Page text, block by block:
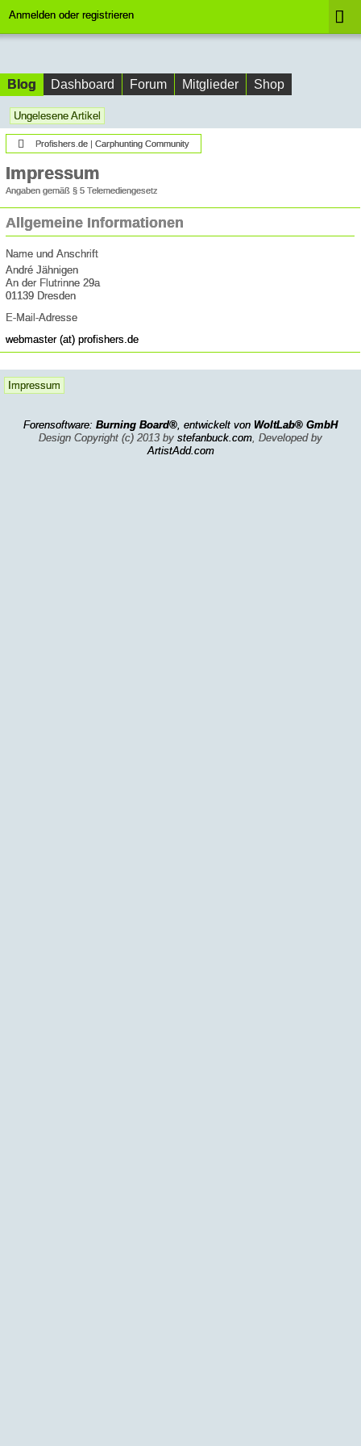
Anmelden oder registrieren
Blog Dashboard Forum Mitglieder Shop
Ungelesene Artikel
Profishers.de | Carphunting Community
Impressum
Angaben gemäß § 5 Telemediengesetz
Allgemeine Informationen
Name und Anschrift
André Jähnigen
An der Flutrinne 29a
01139 Dresden
E-Mail-Adresse
webmaster (at) profishers.de
Impressum
Forensoftware: Burning Board®, entwickelt von WoltLab® GmbH
Design Copyright (c) 2013 by stefanbuck.com, Developed by
ArtistAdd.com